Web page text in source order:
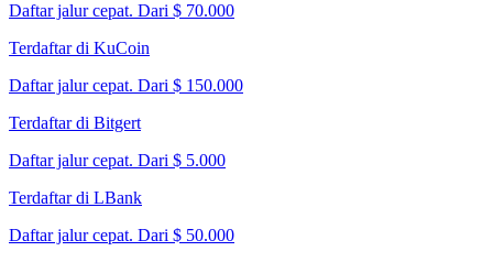
Daftar jalur cepat. Dari $ 70.000
Terdaftar di KuCoin
Daftar jalur cepat. Dari $ 150.000
Terdaftar di Bitgert
Daftar jalur cepat. Dari $ 5.000
Terdaftar di LBank
Daftar jalur cepat. Dari $ 50.000